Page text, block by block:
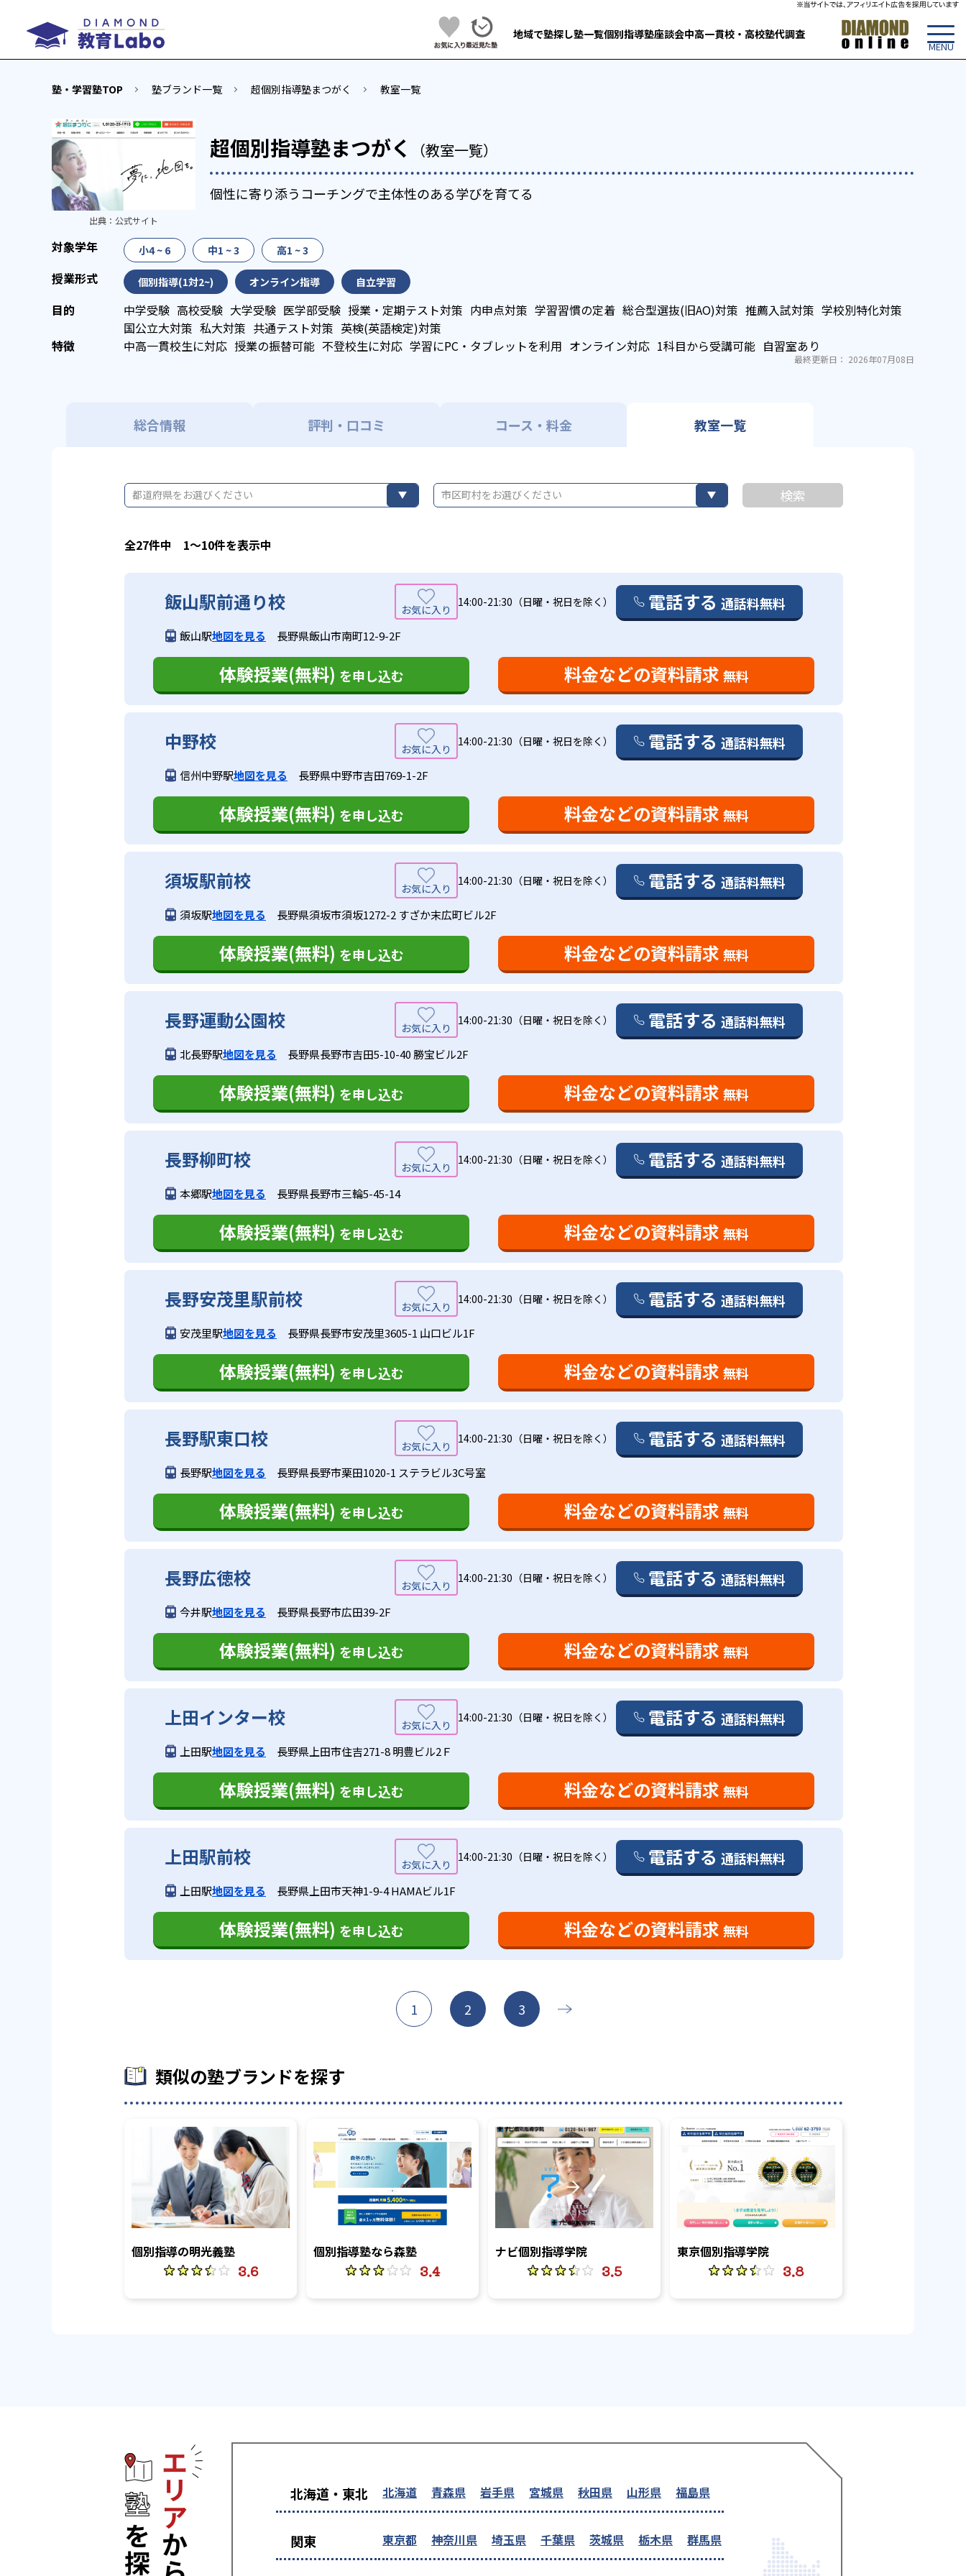
地域で塾探し塾一覧個別指導塾座談会中高一貫校・高校塾代調査
塾・学習塾TOP 塾ブランド一覧 超個別指導塾まつがく 教室一覧
超個別指導塾まつがく （教室一覧）
個性に寄り添うコーチングで主体性のある学びを育てる
出典： 公式サイト
小4 ~ 6 中1 ~ 3 高1 ~ 3
個別指導(1対2~) オンライン指導 自立学習
中学受験 高校受験 大学受験 医学部受験 授業・定期テスト対策 内申点対策 学習習慣の定着 総合型選抜(旧AO)対策 推薦入試対策 学校別特化対策
国公立大対策 私大対策 共通テスト対策 英検(英語検定)対策
中高一貫校生に対応 授業の振替可能 不登校生に対応 学習にPC・タブレットを利用 オンライン対応 1科目から受講可能 自習室あり
最終更新日： 2026年07月08日
総合情報 評判・口コミ コース・料金 教室一覧
都道府県をお選びください 市区町村をお選びください 検索
全27件中 1〜10件を表示中
飯山駅前通り校 14:00-21:30（日曜・祝日を除く） 電話する 通話料無料
飯山駅地図を見る 長野県飯山市南町12-9-2F
体験授業(無料) を申し込む 料金などの資料請求 無料
中野校 14:00-21:30（日曜・祝日を除く） 電話する 通話料無料
信州中野駅地図を見る 長野県中野市吉田769-1-2F
体験授業(無料) を申し込む 料金などの資料請求 無料
須坂駅前校 14:00-21:30（日曜・祝日を除く） 電話する 通話料無料
須坂駅地図を見る 長野県須坂市須坂1272-2 すざか末広町ビル2F
体験授業(無料) を申し込む 料金などの資料請求 無料
長野運動公園校 14:00-21:30（日曜・祝日を除く） 電話する 通話料無料
北長野駅地図を見る 長野県長野市吉田5-10-40 勝宝ビル2F
体験授業(無料) を申し込む 料金などの資料請求 無料
長野柳町校 14:00-21:30（日曜・祝日を除く） 電話する 通話料無料
本郷駅地図を見る 長野県長野市三輪5-45-14
体験授業(無料) を申し込む 料金などの資料請求 無料
長野安茂里駅前校 14:00-21:30（日曜・祝日を除く） 電話する 通話料無料
安茂里駅地図を見る 長野県長野市安茂里3605-1 山口ビル1F
体験授業(無料) を申し込む 料金などの資料請求 無料
長野駅東口校 14:00-21:30（日曜・祝日を除く） 電話する 通話料無料
長野駅地図を見る 長野県長野市栗田1020-1 ステラビル3C号室
体験授業(無料) を申し込む 料金などの資料請求 無料
長野広徳校 14:00-21:30（日曜・祝日を除く） 電話する 通話料無料
今井駅地図を見る 長野県長野市広田39-2F
体験授業(無料) を申し込む 料金などの資料請求 無料
上田インター校 14:00-21:30（日曜・祝日を除く） 電話する 通話料無料
上田駅地図を見る 長野県上田市住吉271-8 明豊ビル2Ｆ
体験授業(無料) を申し込む 料金などの資料請求 無料
上田駅前校 14:00-21:30（日曜・祝日を除く） 電話する 通話料無料
上田駅地図を見る 長野県上田市天神1-9-4 HAMAビル1F
体験授業(無料) を申し込む 料金などの資料請求 無料
1 2 3
類似の塾ブランドを探す
個別指導の明光義塾
3.6
個別指導塾なら森塾
3.4
ナビ個別指導学院
3.5
東京個別指導学院
3.8
北海道・東北 北海道 青森県 岩手県 宮城県 秋田県 山形県 福島県
関東 東京都 神奈川県 埼玉県 千葉県 茨城県 栃木県 群馬県